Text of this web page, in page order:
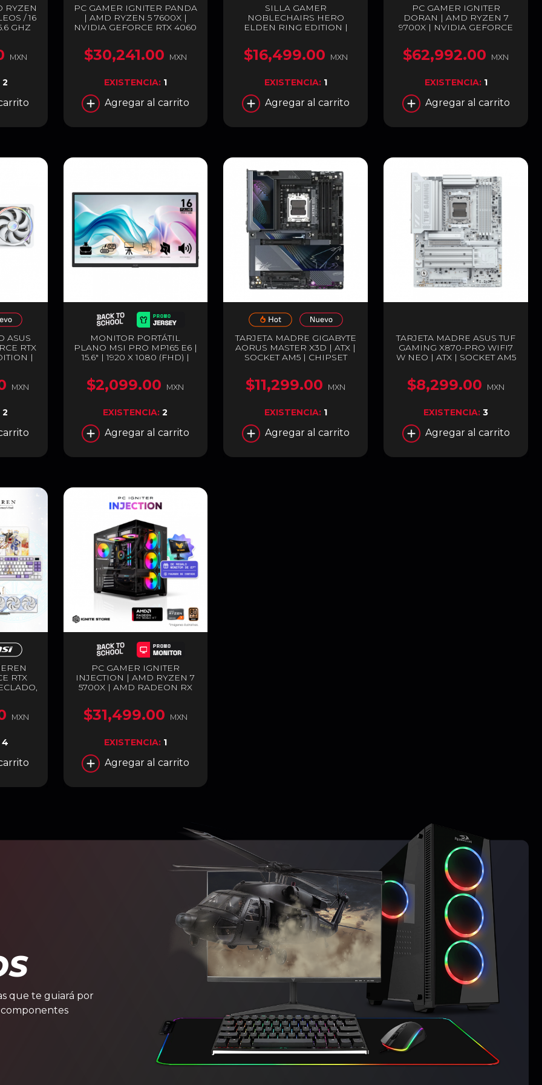
RYZEN
/ 16
GHZ
MXN
2
PC GAMER IGNITER PANDA
| AMD RYZEN 5 7600X |
NVIDIA GEFORCE RTX 4060
SSD 1TB M.2 | ENTREGA
INMEDIATA
$30,241.00 MXN
EXISTENCIA: 1
Agregar al carrito
SILLA GAMER
NOBLECHAIRS HERO
ELDEN RING EDITION |
LUMBAR INTEGRADO
AJUSTABLE |
REPOSABRAZOS 4D |
INCLINACIÓN DE HASTA 125
GRADOS | EDICIÓN
ESPECIAL | NEGRO /
DORADO | NBL-HRO-PU-
$16,499.00 MXN
EXISTENCIA: 1
Agregar al carrito
PC GAMER IGNITER
DORAN | AMD RYZEN 7
9700X | NVIDIA GEFORCE
ENTREGA INMEDIATA
$62,992.00 MXN
EXISTENCIA: 1
Agregar al carrito
ASUS
RTX
|
/ 3 X
|
MXN
2
MONITOR PORTÁTIL
PLANO MSI PRO MP165 E6 |
15.6" | 1920 X 1080 (FHD) |
BOCINAS INTEGRADAS |
MONTAJE PARA TRÍPODE
1/4" | ADAPTIVE-SYNC | 1 X
(VIDEO / AUDIO / CARGA) /
JACK 3.5MM | NEGRO | PRO
MP165 E6
$2,099.00 MXN
EXISTENCIA:2
Agregar al carrito
TARJETA MADRE GIGABYTE
AORUS MASTER X3D | ATX |
SOCKET AM5 | CHIPSET
256GB) | HDMI / USB-C | WI-
FI 7 | BLUETOOTH 5.4 |
NEGRO | X870E A MASTER
$11,299.00 MXN
EXISTENCIA: 1
Agregar al carrito
TARJETA MADRE ASUS TUF
GAMING X870-PRO WIFI7
W NEO | ATX | SOCKET AM5
DDR5 (HASTA 256GB) |
HDMI / USB-C | WI-FI 7 |
BLUETOOTH 5.4 | BLANCO |
WIFI7 W NEO
$8,299.00 MXN
EXISTENCIA:3
Agregar al carrito
RTX
MXN
4
PC GAMER IGNITER
INJECTION | AMD RYZEN 7
5700X | AMD RADEON RX
DDR4 | SSD 1TB M.2 +
MONITOR DE 27" DE
REGALO PAGANDO DE
$31,499.00 MXN
EXISTENCIA: 1
Agregar al carrito
que te guiará por